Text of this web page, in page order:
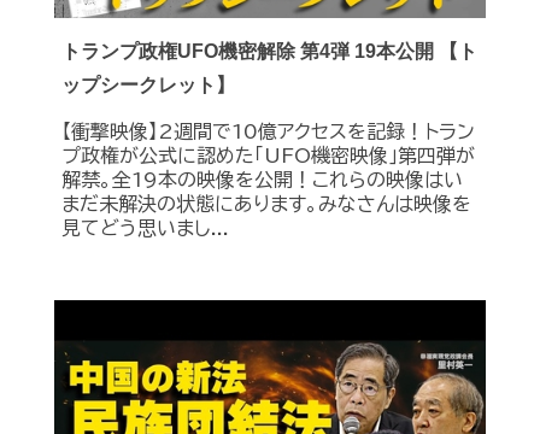
トランプ政権UFO機密解除 第4弾 19本公開 【ト
ップシークレット】
【衝撃映像】2週間で10億アクセスを記録！トラン
プ政権が公式に認めた｢UFO機密映像｣第四弾が
解禁。全19本の映像を公開！これらの映像はい
まだ未解決の状態にあります。みなさんは映像を
見てどう思いまし...